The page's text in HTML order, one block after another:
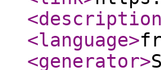
<description
<language>fr
<generator>